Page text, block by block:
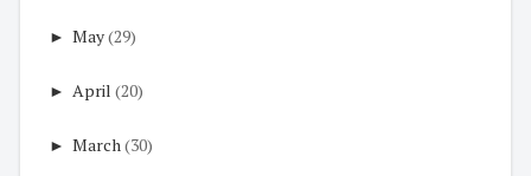
► May(29)
► April (20)
► March(30)